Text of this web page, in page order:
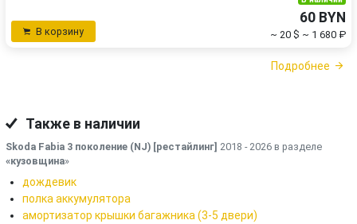
В корзину
60 BYN
~ 20 $ ~ 1 680 ₽
Подробнее
Также в наличии
Skoda Fabia 3 поколение (NJ) [рестайлинг] 2018 - 2026 в разделе
«кузовщина»
дождевик
полка аккумулятора
амортизатор крышки багажника (3-5 двери)